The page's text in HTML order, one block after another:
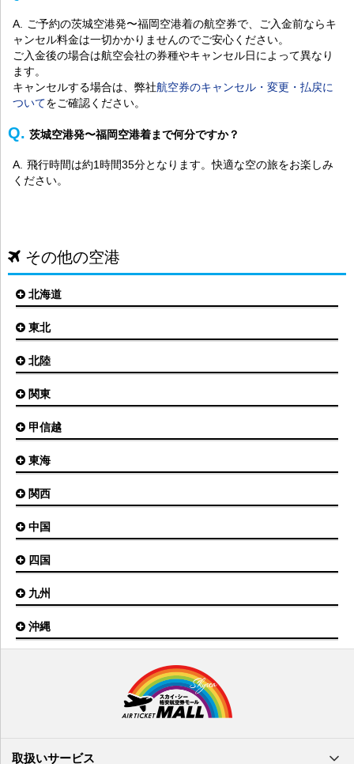
ご予約の茨城空港発〜福岡空港着の航空券で、ご入金前ならキ
ャンセル料金は一切かかりませんのでご安心ください。
ご入金後の場合は航空会社の券種やキャンセル日によって異なり
ます。
キャンセルする場合は、弊社航空券のキャンセル・変更・払戻に
ついてをご確認ください。
茨城空港発〜福岡空港着まで何分ですか？
飛行時間は約1時間35分となります。快適な空の旅をお楽しみ
ください。
その他の空港
北海道
札幌(新千歳)空港
旭川空港
オホーツク紋別空港
釧路空港
稚内空港
とかち帯広空港
根室中標津空港
奥尻空港
利尻空港
東北
仙台空港
青森空港
三沢空港
福島空港
大館能代空港
庄内空港
山形空港
北陸
小松空港
能登空港
関東
東京(羽田)空港
茨城空港
八丈島空港
甲信越
新潟空港
東海
名古屋(中部)空港
静岡空港
関西
大阪(伊丹)空港
神戸空港
南紀白浜空港
但馬空港
中国
広島空港
山口宇部空港
出雲空港
米子空港
四国
松山空港
徳島空港
九州
福岡空港
鹿児島空港
沖縄
南大東空港
取扱いサービス